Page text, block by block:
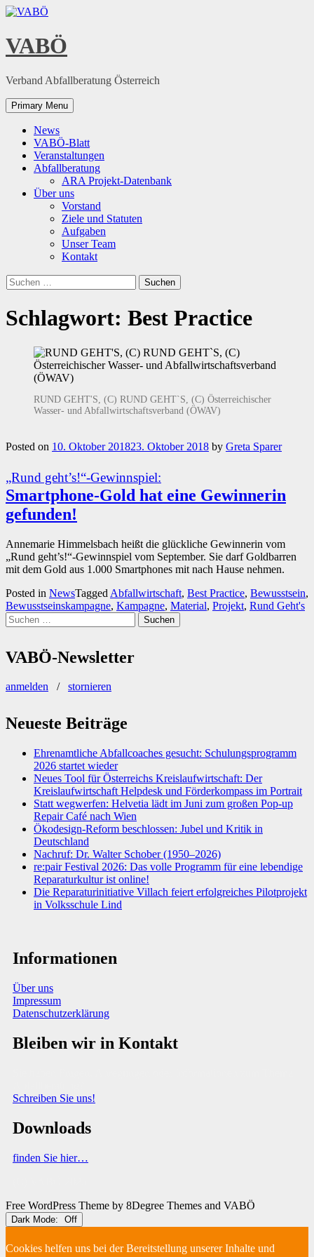
Skip
content
VABÖ
Verband Abfallberatung Österreich
Primary Menu
News
VABÖ-Blatt
Veranstaltungen
Abfallberatung
ARA Projekt-Datenbank
Über uns
Vorstand
Ziele und Statuten
Aufgaben
Unser Team
Kontakt
Suchen
nach:
Schlagwort: Best Practice
RUND GEHT'S, (C) RUND GEHT`S, (C) Österreichischer
Wasser- und Abfallwirtschaftsverband (ÖWAV)
Posted on 10. Oktober 201823. Oktober 2018 by Greta Sparer
„Rund geht’s!“-Gewinnspiel:
Smartphone-Gold hat eine Gewinnerin
gefunden!
Annemarie Himmelsbach heißt die glückliche Gewinnerin vom
„Rund geht’s!“-Gewinnspiel vom September. Sie darf Goldbarren
mit dem Gold aus 1.000 Smartphones mit nach Hause nehmen.
Posted in NewsTagged Abfallwirtschaft, Best Practice, Bewusstsein,
Bewusstseinskampagne, Kampagne, Material, Projekt, Rund Geht's
Suchen
nach:
VABÖ-Newsletter
anmelden / stornieren
Neueste Beiträge
Ehrenamtliche Abfallcoaches gesucht: Schulungsprogramm
2026 startet wieder
Neues Tool für Österreichs Kreislaufwirtschaft: Der
Kreislaufwirtschaft Helpdesk und Förderkompass im Portrait
Statt wegwerfen: Helvetia lädt im Juni zum großen Pop-up
Repair Café nach Wien
Ökodesign-Reform beschlossen: Jubel und Kritik in
Deutschland
Nachruf: Dr. Walter Schober (1950–2026)
re:pair Festival 2026: Das volle Programm für eine lebendige
Reparaturkultur ist online!
Die Reparaturinitiative Villach feiert erfolgreiches Pilotprojekt
in Volksschule Lind
Informationen
Über uns
Impressum
Datenschutzerklärung
Bleiben wir in Kontakt
Schreiben Sie uns!
Downloads
finden Sie hier…
Free WordPress Theme by 8Degree Themes and VABÖ
Dark Mode:
Cookies helfen uns bei der Bereitstellung unserer Inhalte und